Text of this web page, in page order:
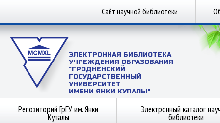
Сайт научной библиотеки
ЭЛЕКТРОННАЯ БИБЛИОТЕКА
УЧРЕЖДЕНИЯ ОБРАЗОВАНИЯ
"ГРОДНЕНСКИЙ
ГОСУДАРСТВЕННЫЙ
УНИВЕРСИТЕТ
ИМЕНИ ЯНКИ КУПАЛЫ"
Репозиторий ГрГУ им. Янки
Купалы
Электронный каталог
библиотеки